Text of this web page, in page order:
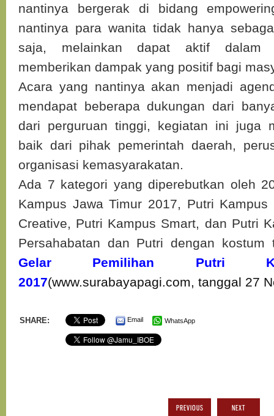
nantinya bergerak di bidang
nantinya para wanita tidak hanya
saja, melainkan dapat aktif dalam
memberikan dampak yang positif bagi
Acara yang nantinya akan menjadi
mendapat beberapa dukungan dari
dari perguruan tinggi, kegiatan ini juga
baik dari pihak pemerintah daerah,
organisasi kemasyarakatan.
Ada 7 kategori yang diperebutkan oleh
Kampus Jawa Timur 2017, Putri
Creative, Putri Kampus Smart, dan Putri
Persahabatan dan Putri dengan
Gelar Pemilihan Putri
2017(www.surabayapagi.com, tanggal 27
SHARE: Email WhatsApp
PREVIOUS NEXT